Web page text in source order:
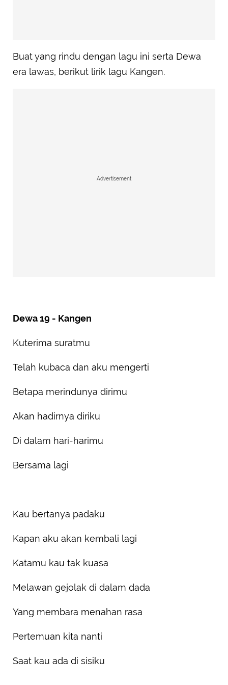
Buat yang rindu dengan lagu ini serta Dewa
era lawas, berikut lirik lagu Kangen.
Advertisement
Dewa 19 - Kangen
Kuterima suratmu
Telah kubaca dan aku mengerti
Betapa merindunya dirimu
Akan hadirnya diriku
Di dalam hari-harimu
Bersama lagi
Kau bertanya padaku
Kapan aku akan kembali lagi
Katamu kau tak kuasa
Melawan gejolak di dalam dada
Yang membara menahan rasa
Pertemuan kita nanti
Saat kau ada di sisiku